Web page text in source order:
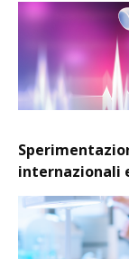
internazionali